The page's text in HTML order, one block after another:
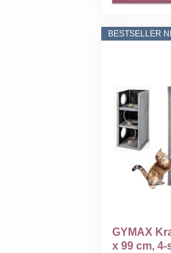
BESTSELLER
GYMAX
x 99 cm,